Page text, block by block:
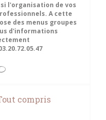
l'organisation de vos
A cette
des menus groupes
d'informations
compris